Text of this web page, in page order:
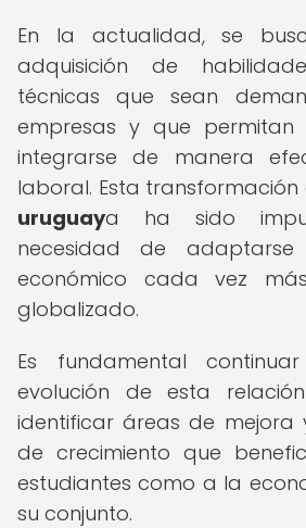
En la actualidad, se
adquisición de
técnicas que sean
empresas y que permitan
integrarse de manera
laboral. Esta transformación
uruguaya ha sido
necesidad de
económico cada vez
globalizado.
Es fundamental
evolución de esta
identificar áreas de mejora
de crecimiento que
estudiantes como a la
su conjunto.